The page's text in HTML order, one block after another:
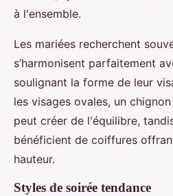
à l'ensemble.
Les mariées recherchent
s’harmonisent parfaitement
soulignant la forme de leur
les visages ovales, un
peut créer de l'équilibre,
bénéficient de coiffures
hauteur.
Styles de soirée tendance